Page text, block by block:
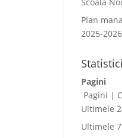
Plan
2025-2026
Statistici
Pagini
Pagini |
Ultimele
Ultimele